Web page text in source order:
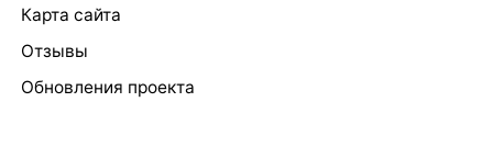
Карта сайта
Отзывы
Обновления проекта